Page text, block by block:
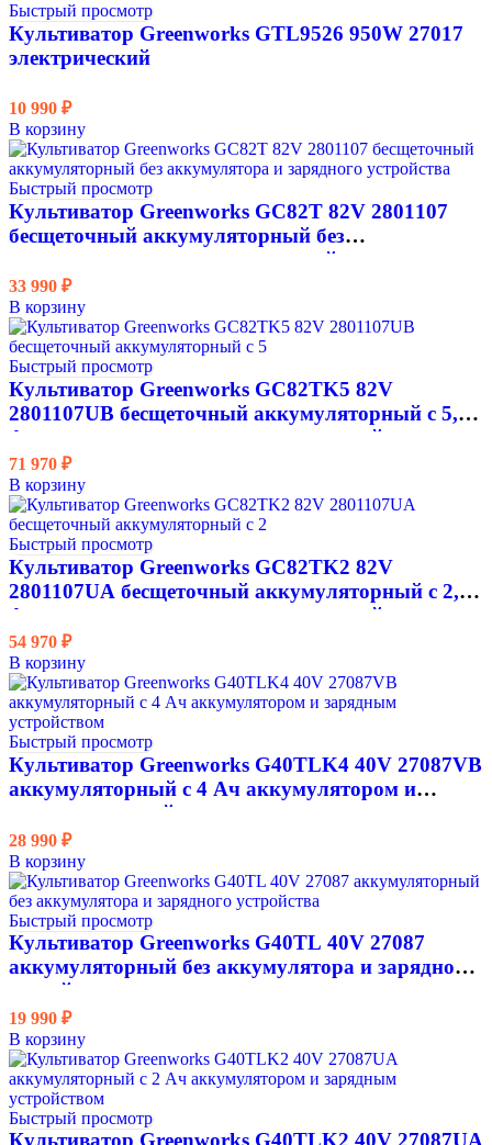
Уровень шума, Дб
Уровень звукового давления, дБ/А
Уровень вибрации, м/с²
Аксессуар
Антивибрационная система
Бренд
Центральная система регулировки высоты
Диаметр фрез, мм
Диаметр фрез, см
Доставка
Хит продаж
Количество фрез
Количество фрез
Максимальная глубина обработки, см
Новинка
Объем бака, л
Объем масла в картере, л
Объем топливного бака, л
Привод
Складная ручка
Скорость вращения, об/мин
Складная рукоятка
Стартер
Степень защиты
Уровень звуковой мощности, дБ/А
Успей купить
Быстрый просмотр
Культиватор Greenworks GTL9526 950W 27017
электрический
10 990 ₽
В корзину
Быстрый просмотр
Культиватор Greenworks GC82T 82V 2801107
бесщеточный аккумуляторный без
аккумулятора и зарядного устройства
33 990 ₽
В корзину
Быстрый просмотр
Культиватор Greenworks GC82TK5 82V
2801107UB бесщеточный аккумуляторный с 5,5
Ач аккумулятором и зарядным устройством
71 970 ₽
В корзину
Быстрый просмотр
Культиватор Greenworks GC82TK2 82V
2801107UA бесщеточный аккумуляторный с 2,5
Ач аккумулятором и зарядным устройством
54 970 ₽
В корзину
Быстрый просмотр
Культиватор Greenworks G40TLK4 40V 27087VB
аккумуляторный с 4 Ач аккумулятором и
зарядным устройством
28 990 ₽
В корзину
Быстрый просмотр
Культиватор Greenworks G40TL 40V 27087
аккумуляторный без аккумулятора и зарядного
устройства
19 990 ₽
В корзину
Быстрый просмотр